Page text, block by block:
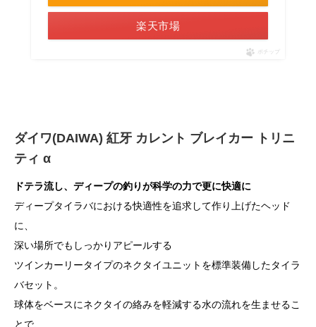
楽天市場
ポチップ
ダイワ(DAIWA) 紅牙 カレント ブレイカー トリニ
ティ α
ドテラ流し、ディープの釣りが科学の力で更に快適に
ディープタイラバにおける快適性を追求して作り上げたヘッド
に、
深い場所でもしっかりアピールする
ツインカーリータイプのネクタイユニットを標準装備したタイラ
バセット。
球体をベースにネクタイの絡みを軽減する水の流れを生ませるこ
とで、